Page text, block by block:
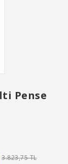
Pense
3.823,75 TL